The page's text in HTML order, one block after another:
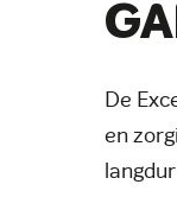
De
en